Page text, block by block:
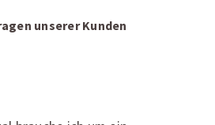
unserer Kunden